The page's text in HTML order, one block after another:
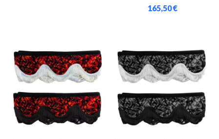
165,50 €